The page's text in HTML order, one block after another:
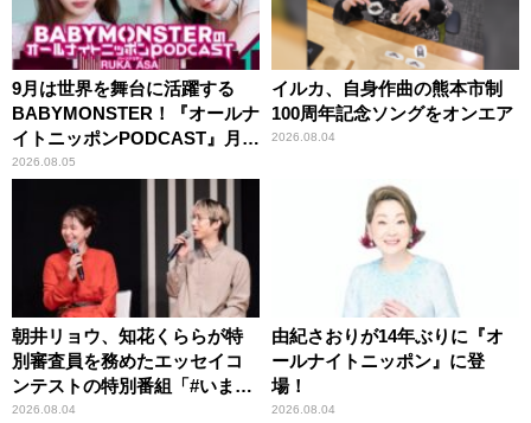
9月は世界を舞台に活躍する
BABYMONSTER！『オールナ
イトニッポンPODCAST』月替
わりパーソナリティ
2026.08.05
イルカ、自身作曲の熊本市制
100周年記念ソングをオンエア
2026.08.04
朝井リョウ、知花くららが特
別審査員を務めたエッセイコ
ンテストの特別番組「#いまあ
なたに伝えたいこと」
2026.08.04
由紀さおりが14年ぶりに『オ
ールナイトニッポン』に登
場！
2026.08.04